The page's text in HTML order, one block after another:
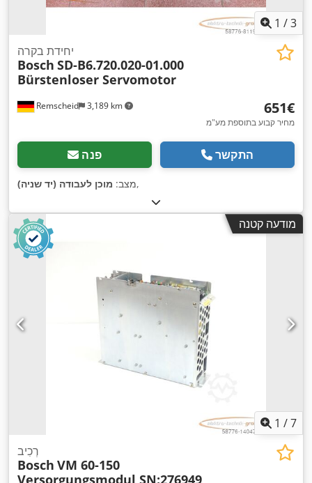
1 /3
Remscheid 3,189 km
יחידת בקרה
Bosch SD-B6.720.020-01.000
Bürstenloser Servomotor
‏651 ‏€
מחיר קבוע בתוספת מע"מ
פנה התקשר
מצב: מוכן לעבודה (יד שניה) ,
מודעה קטנה
1 /7
רְכִיב
Bosch VM 60-150
Versorgungsmodul SN:276949